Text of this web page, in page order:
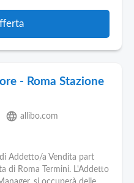
- Roma Stazione
language allibo.com
Addetto/a Vendita part
di Roma Termini. L'Addetto